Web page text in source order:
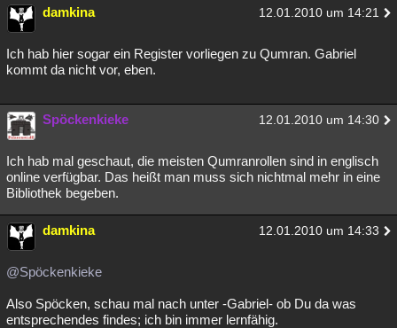
damkina 12.01.2010 um 14:21
Ich hab hier sogar ein Register vorliegen zu Qumran. Gabriel
kommt da nicht vor, eben.
Spöckenkieke 12.01.2010 um 14:30
Ich hab mal geschaut, die meisten Qumranrollen sind in englisch
online verfügbar. Das heißt man muss sich nichtmal mehr in eine
Bibliothek begeben.
damkina 12.01.2010 um 14:33
@Spöckenkieke
Also Spöcken, schau mal nach unter -Gabriel- ob Du da was
entsprechendes findes; ich bin immer lernfähig.